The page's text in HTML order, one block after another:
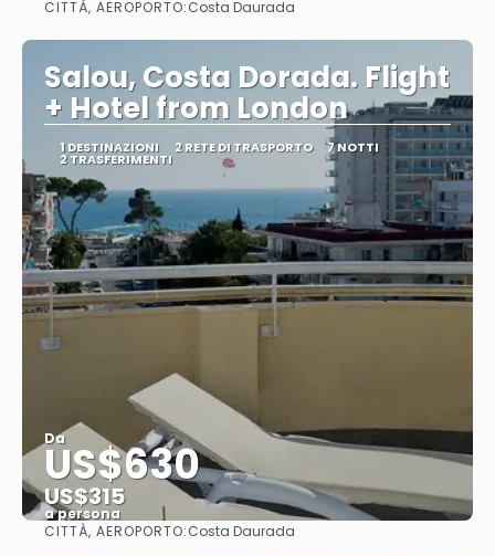
Vedere
CITTÀ, AEROPORTO:Costa Daurada
Salou, Costa Dorada. Flight
+ Hotel from London
1 DESTINAZIONI 2 RETE DI TRASPORTO 7 NOTTI
2 TRASFERIMENTI
Da
US$630
US$315
a persona
Vedere
CITTÀ, AEROPORTO:Costa Daurada